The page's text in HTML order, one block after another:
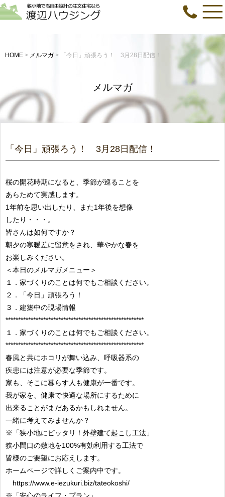
HOME > メルマガ > 「今日」頑張ろう！ 3月28日配信！
メルマガ
「今日」頑張ろう！ 3月28日配信！
桜の開花時期になると、季節が巡ることを
あらためて実感します。
1年前を思い出したり、また1年後を想像
したり・・・。
皆さんは如何ですか？
朝夕の寒暖差に留意をされ、華やかな春を
お楽しみください。
＜本日のメルマガメニュー＞
１．家づくりのことは何でもご相談ください。
２．「今日」頑張ろう！
３．建築中の現場情報
*******************************************************
１．家づくりのことは何でもご相談ください。
*******************************************************
春風と共にホコリが舞い込み、呼吸器系の
疾患には注意が必要な季節です。
家も、そこに暮らす人も健康が一番です。
我が家を、健康で快適な場所にするために
出来ることがまだあるかもしれません。
一緒に考えてみませんか？
※「狭小地にピッタリ！外壁建て起こし工法」
狭小間口の敷地を100%有効利用する工法で
皆様のご要望にお応えします。
ホームページで詳しくご案内中です。
https://www.e-iezukuri.biz/tateokoshi/
※「安心のライフ・プラン」